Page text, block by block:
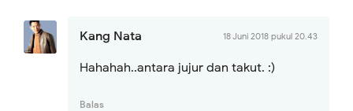
Kang Nata 18 Juni 2018 pukul 20.43
Hahahah..antara jujur dan takut. :)
Balas